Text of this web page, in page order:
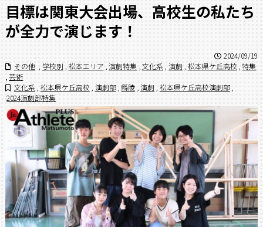
目標は関東大会出場、高校生の私たち
が全力で演じます！
2024/09/19
その他
学校別 松本エリア 演劇特集 文化系 演劇 松本県ケ丘高校 特集
,芸術
文化系 松本県ケ丘高校 演劇部 縣陵 演劇 松本県ケ丘高校演劇部
2024演劇部特集